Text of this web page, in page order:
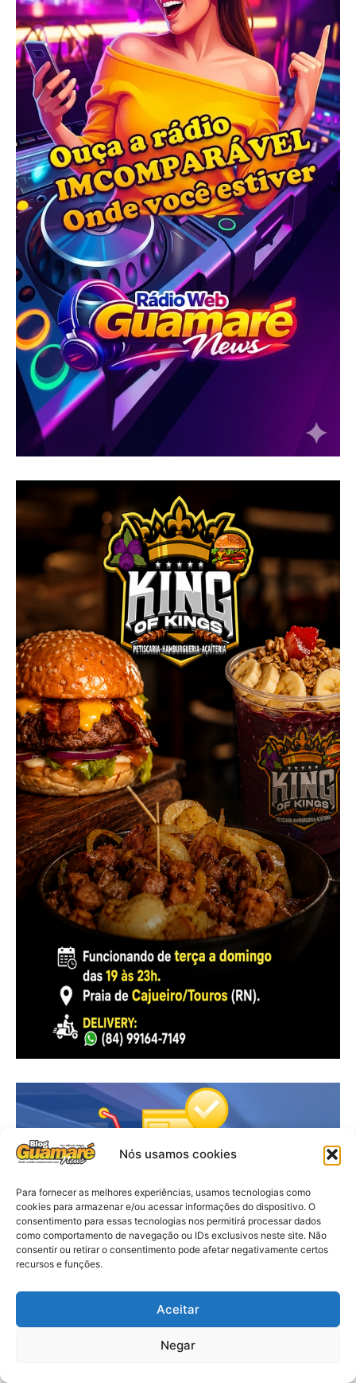
Nós usamos cookies
Para fornecer as melhores experiências, usamos tecnologias como
cookies para armazenar e/ou acessar informações do dispositivo. O
consentimento para essas tecnologias nos permitirá processar dados
como comportamento de navegação ou IDs exclusivos neste site. Não
consentir ou retirar o consentimento pode afetar negativamente certos
recursos e funções.
Aceitar
Negar